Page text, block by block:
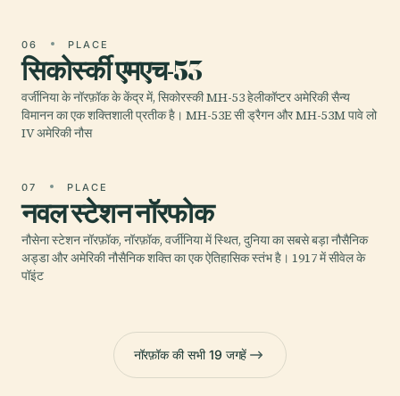
06 PLACE
सिकोर्स्की एमएच-53
वर्जीनिया के नॉरफ़ॉक के केंद्र में, सिकोरस्की MH-53 हेलीकॉप्टर अमेरिकी सैन्य
विमानन का एक शक्तिशाली प्रतीक है। MH-53E सी ड्रैगन और MH-53M पावे लो
IV अमेरिकी नौस
07 PLACE
नवल स्टेशन नॉरफोक
नौसेना स्टेशन नॉरफ़ॉक, नॉरफ़ॉक, वर्जीनिया में स्थित, दुनिया का सबसे बड़ा नौसैनिक
अड्डा और अमेरिकी नौसैनिक शक्ति का एक ऐतिहासिक स्तंभ है। 1917 में सीवेल के
पॉइंट
नॉरफ़ॉक की सभी 19 जगहें